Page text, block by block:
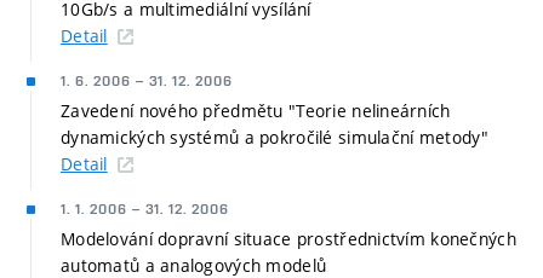
10Gb/s a multimediální vysílání
Detail
1. 6. 2006 – 31. 12. 2006
Zavedení nového předmětu "Teorie nelineárních
dynamických systémů a pokročilé simulační metody"
Detail
1. 1. 2006 – 31. 12. 2006
Modelování dopravní situace prostřednictvím konečných
automatů a analogových modelů